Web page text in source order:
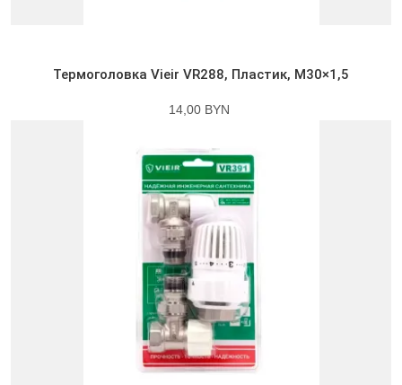
Термоголовка Vieir VR288, Пластик, M30×1,5
14,00 BYN